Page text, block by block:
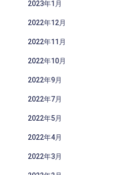
2023年1月
2022年12月
2022年11月
2022年10月
2022年9月
2022年7月
2022年5月
2022年4月
2022年3月